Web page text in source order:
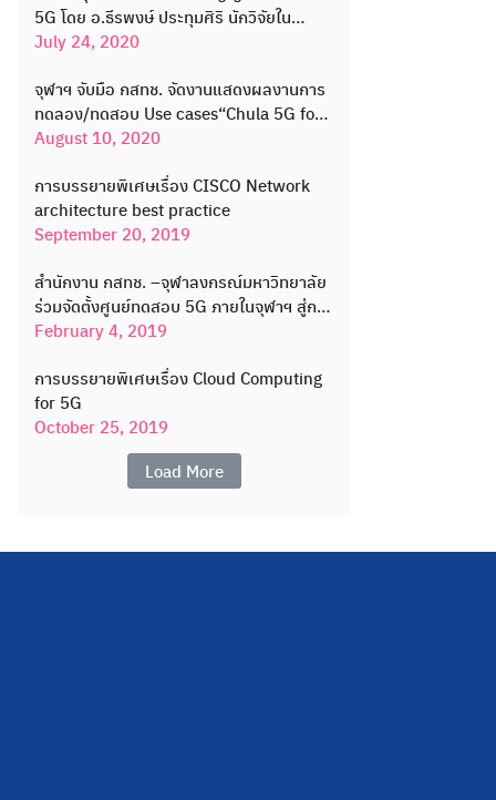
5G โดย อ.ธีรพงษ์ ประทุมศิริ นักวิจัยใน
โครงการจัดตั้งศูนย์ทดสอบ 5G
July 24, 2020
จุฬาฯ จับมือ กสทช. จัดงานแสดงผลงานการ
ทดลอง/ทดสอบ Use cases“Chula 5G for
REAL”
August 10, 2020
การบรรยายพิเศษเรื่อง CISCO Network
architecture best practice
September 20, 2019
สำนักงาน กสทช. –จุฬาลงกรณ์มหาวิทยาลัย
ร่วมจัดตั้งศูนย์ทดสอบ 5G ภายในจุฬาฯ สู่การ
เปลี่ยนผ่านใช้งานเทคโนโลยี 5G ใน
February 4, 2019
การบรรยายพิเศษเรื่อง Cloud Computing
for 5G
October 25, 2019
Load More